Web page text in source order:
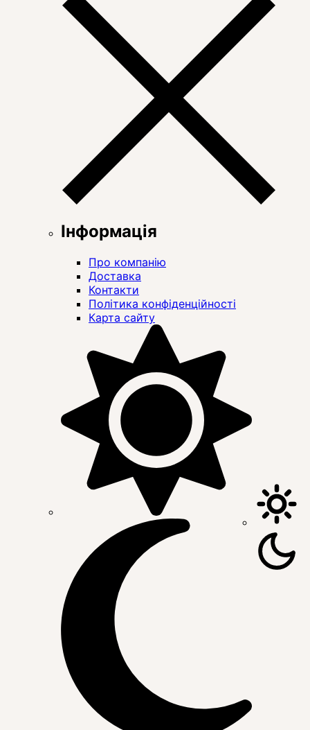
Інформація
Про компанію
Доставка
Контакти
Політика конфіденційності
Карта сайту